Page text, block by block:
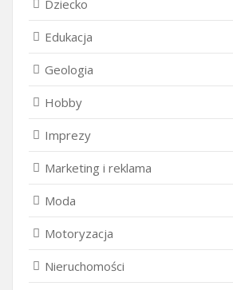
Dziecko
Edukacja
Geologia
Hobby
Imprezy
Marketing i reklama
Moda
Motoryzacja
Nieruchomości